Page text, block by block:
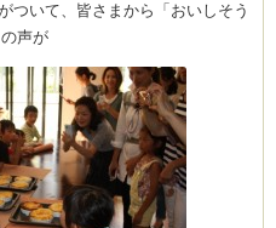
ついて、皆さまから「おいしそう
声が